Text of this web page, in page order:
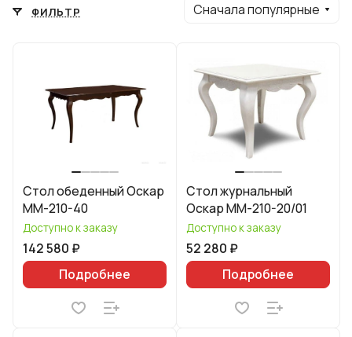
ФИЛЬТР Сначала популярные
Стол обеденный Оскар
ММ-210-40
Доступно к заказу
142 580 ₽
Подробнее
Стол журнальный
Оскар ММ-210-20/01
Доступно к заказу
52 280 ₽
Подробнее